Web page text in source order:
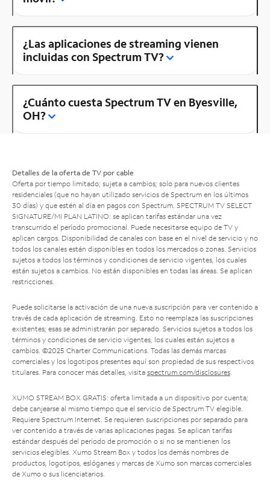
¿Las aplicaciones de streaming vienen
incluidas con Spectrum TV?
¿Cuánto cuesta Spectrum TV en Byesville,
OH?
Detalles de la oferta de TV por cable
Oferta por tiempo limitado; sujeta a cambios; solo para nuevos clientes
residenciales (que no hayan utilizado servicios de Spectrum en los últimos
30 días) y que estén al día en pagos con Spectrum. SPECTRUM TV SELECT
SIGNATURE/MI PLAN LATINO: se aplican tarifas estándar una vez
transcurrido el período promocional. Puede necesitarse equipo de TV y
aplican cargos. Disponibilidad de canales con base en el nivel de servicio y no
todos los canales están disponibles en todos los mercados o zonas. Servicios
sujetos a todos los términos y condiciones de servicio vigentes, los cuales
están sujetos a cambios. No están disponibles en todas las áreas. Se aplican
restricciones.
Puede solicitarse la activación de una nueva suscripción para ver contenido a
través de cada aplicación de streaming. Esto no reemplaza las suscripciones
existentes; esas se administrarán por separado. Servicios sujetos a todos los
términos y condiciones de servicio vigentes, los cuales están sujetos a
cambios. ©2025 Charter Communications. Todas las demás marcas
comerciales y los logotipos presentes aquí son propiedad de sus respectivos
titulares. Para conocer más detalles, visita spectrum.com/disclosures
XUMO STREAM BOX GRATIS: oferta limitada a un dispositivo por cuenta;
debe canjearse al mismo tiempo que el servicio de Spectrum TV elegible.
Requiere Spectrum Internet. Se requieren suscripciones por separado para
ver contenido a través de varias aplicaciones pagas. Se aplican tarifas
estándar después del período de promoción o si no se mantienen los
servicios elegibles. Xumo Stream Box y todos los demás nombres de
productos, logotipos, eslóganes y marcas de Xumo son marcas comerciales
de Xumo o sus licenciatarios.